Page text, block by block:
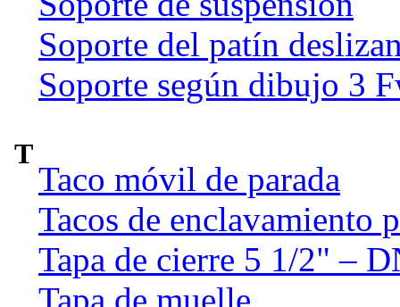
Soporte del patín
Soporte según dibujo 3
T
Taco móvil de parada
Tacos de enclavamiento
Tapa de cierre 5 1/2" –
Tapa de muelle